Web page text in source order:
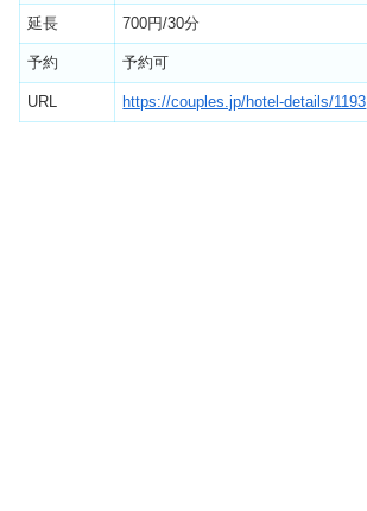
延長 700円/30分
予約 予約可
URL https://couples.jp/hotel-details/1193